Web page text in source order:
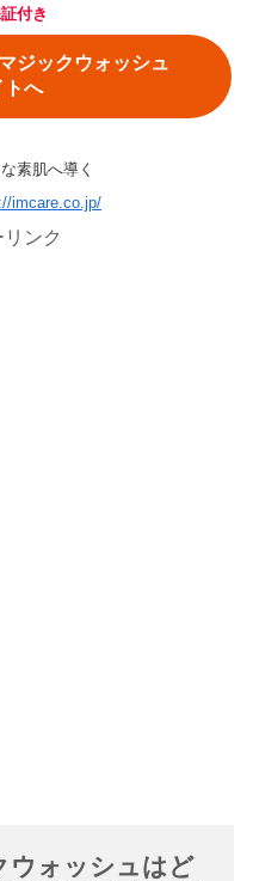
付き
ジックウォッシュ
トへ
素肌へ導く
imcare.co.jp/
ンク
ウォッシュはど